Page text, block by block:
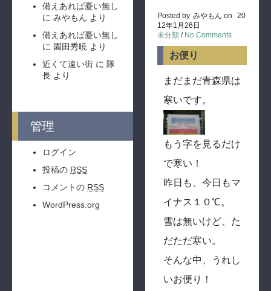
備えあれば憂い無し
に みやもん より
備えあれば憂い無し
に 園田秀暁 より
近くて遠い街 に 隊
長 より
管理
ログイン
投稿の RSS
コメントの RSS
WordPress.org
Posted by みやもん on
20
12年1月26日
未分類 / No Comments
お便り
まだまだ青森県は
寒いです。
もう字を見るだけ
で寒い！
昨日も、今日もマ
イナス１０℃。
雪は無いけど、た
だただ寒い。
そんな中、うれし
いお便り！